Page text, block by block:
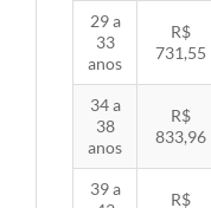
29 a
33
anos
R$
731,55
34 a
38
anos
R$
833,96
39 a
R$